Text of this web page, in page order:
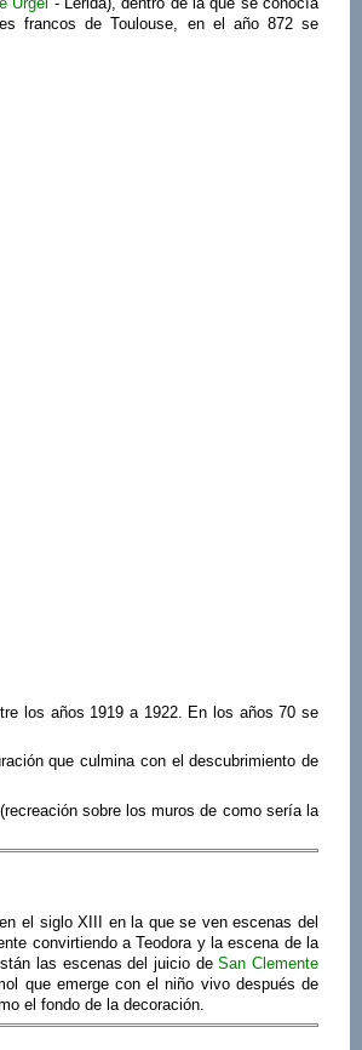
francos de Toulouse, en el año 872 se
los años 1919 a 1922. En los años 70 se
que culmina con el descubrimiento de
sobre los muros de como sería la
el siglo XIII en la que se ven escenas del
convirtiendo a Teodora y la escena de la
las escenas del juicio deSan Clemente
que emerge con el niño vivo después de
el fondo de la decoración.